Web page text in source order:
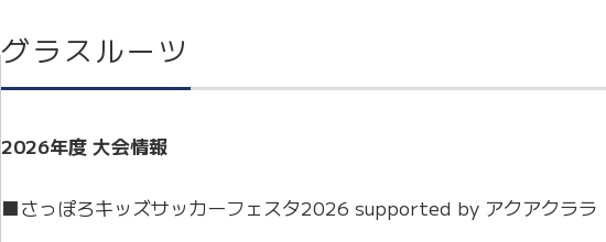
グラスルーツ
2026年度 大会情報
■さっぽろキッズサッカーフェスタ2026 supported by アクアクララ